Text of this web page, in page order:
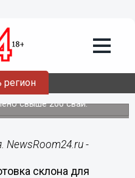
регион
фуникулера в
на 60%
свыше 200 свай.
-
склона для